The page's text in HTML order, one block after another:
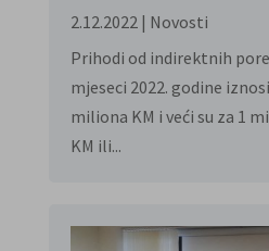
2.12.2022 | Novosti
Prihodi od indirektnih
mjeseci 2022. godine
miliona KM i veći su za 1
KM ili...